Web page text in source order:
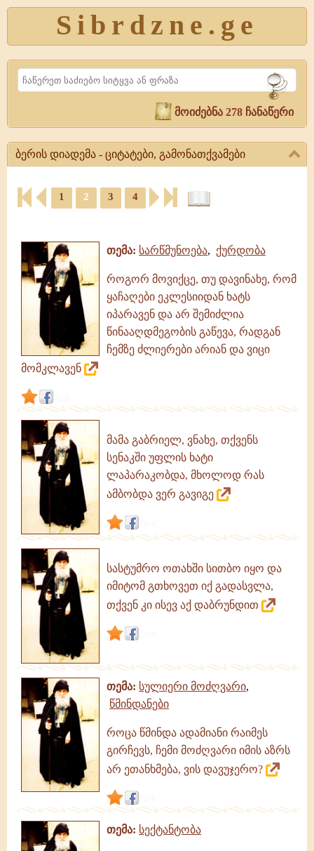
Sibrdzne.ge
Search
მოიძებნა 278 ჩანაწერი
ბერის დიადემა - ციტატები, გამონათქვამები
დიადემა
ბერის
დიადემა,
წიგნი,
ციტატები,
ამონარიდები
გამონათქვამები
1 2 3 4
თემა: სარწმუნოება, ქურდობა
როგორ მოვიქცე, თუ დავინახე, რომ
ყაჩაღები ეკლესიიდან ხატს
იპარავენ და არ შემიძლია
წინააღდმეგობის გაწევა, რადგან
ჩემზე ძლიერები არიან და ვიცი
მომკლავენ
მამა გაბრიელ, ვნახე, თქვენს
სენაკში უფლის ხატი
ლაპარაკობდა, მხოლოდ რას
ამბობდა ვერ გავიგე
სასტუმრო ოთახში სითბო იყო და
იმიტომ გთხოვეთ იქ გადასვლა,
თქვენ კი ისევ აქ დაბრუნდით
თემა: სულიერი მოძღვარი,
წმინდანები
როცა წმინდა ადამიანი რაიმეს
გირჩევს, ჩემი მოძღვარი იმის აზრს
არ ეთანხმება, ვის დავუჯერო?
თემა: სექტანტობა